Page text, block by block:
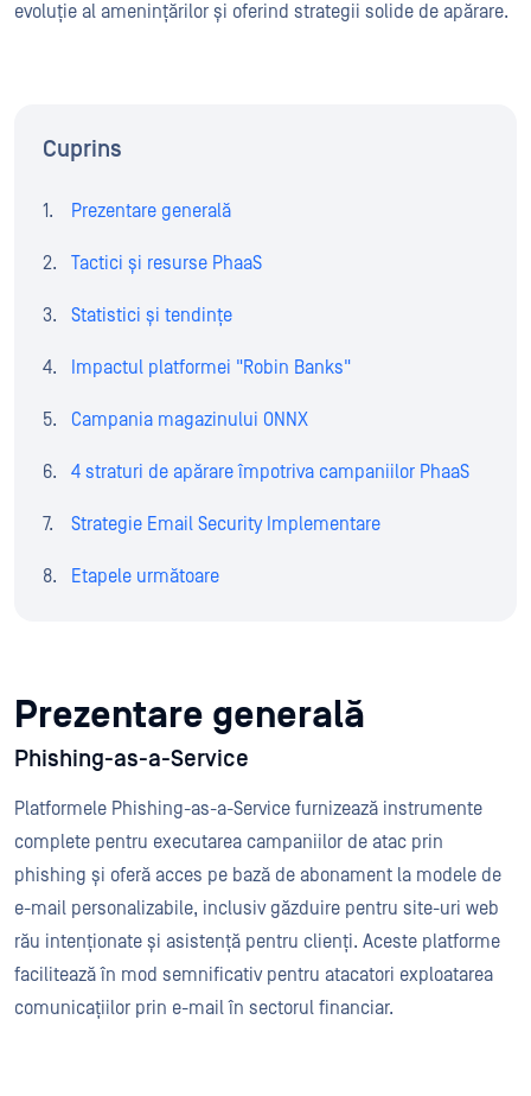
evoluție al amenințărilor și oferind strategii solide de apărare.
Cuprins
Prezentare generală
Tactici și resurse PhaaS
Statistici și tendințe
Impactul platformei "Robin Banks"
Campania magazinului ONNX
4 straturi de apărare împotriva campaniilor PhaaS
Strategie Email Security Implementare
Etapele următoare
Prezentare generală
Phishing-as-a-Service
Platformele Phishing-as-a-Service furnizează instrumente
complete pentru executarea campaniilor de atac prin
phishing și oferă acces pe bază de abonament la modele de
e-mail personalizabile, inclusiv găzduire pentru site-uri web
rău intenționate și asistență pentru clienți. Aceste platforme
facilitează în mod semnificativ pentru atacatori exploatarea
comunicațiilor prin e-mail în sectorul financiar.